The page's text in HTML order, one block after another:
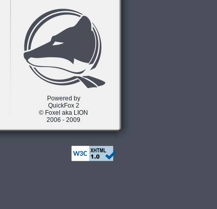
Powered by
QuickFox 2
© Foxel aka LION
2006 - 2009